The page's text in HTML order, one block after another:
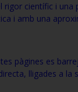
rigor científic i una
i amb una
pàgines es
lligades a la